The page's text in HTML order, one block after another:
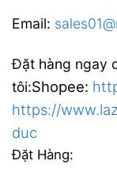
Email:
Đặt hàng ngay
tôi:Shopee:
https://
duc
Đặt Hàng: